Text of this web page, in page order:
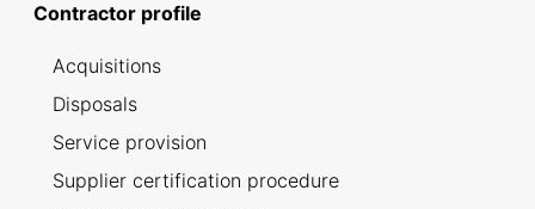
Contractor profile
Acquisitions
Disposals
Service provision
Supplier certification procedure